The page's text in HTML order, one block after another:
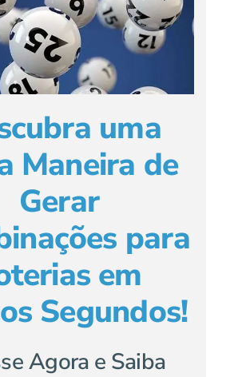
uma
Maneira de
Gerar
para
em
Segundos!
Agora e Saiba